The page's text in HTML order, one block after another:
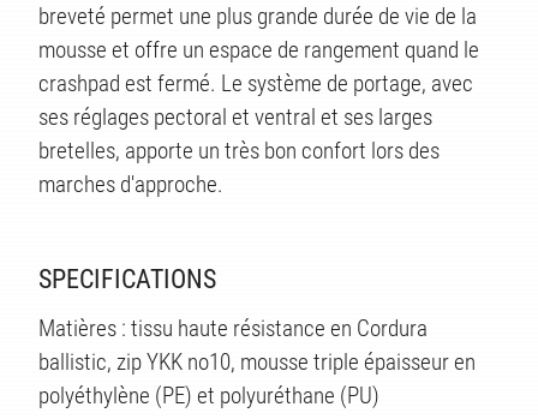
breveté permet une plus grande durée de vie de la
mousse et offre un espace de rangement quand le
crashpad est fermé. Le système de portage, avec
ses réglages pectoral et ventral et ses larges
bretelles, apporte un très bon confort lors des
marches d'approche.
SPECIFICATIONS
Matières : tissu haute résistance en Cordura
ballistic, zip YKK no10, mousse triple épaisseur en
polyéthylène (PE) et polyuréthane (PU)